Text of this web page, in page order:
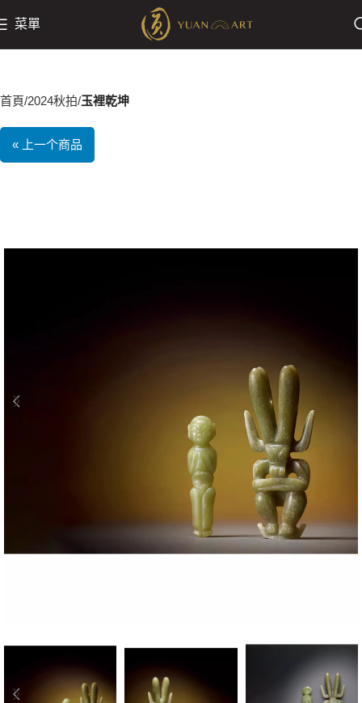
菜單
首頁 2024秋拍 玉裡乾坤
« 上一个商品